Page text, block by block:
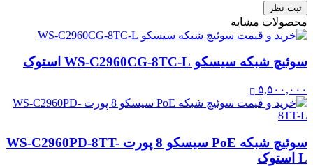
ثبت نظر
محصولات مشابه
سوئیچ شبکه سیسکو WS-C2960CG-8TC-L استوک
۵,۵۰۰,۰۰۰
سوئیچ شبکه PoE سیسکو 8 پورت WS-C2960PD-8TT-
L استوک